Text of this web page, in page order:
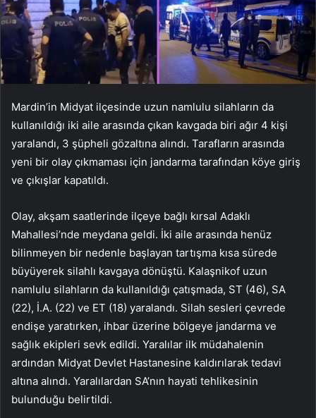
Mardin’in Midyat ilçesinde uzun namlulu silahların da
kullanıldığı iki aile arasında çıkan kavgada biri ağır 4 kişi
yaralandı, 3 şüpheli gözaltına alındı. Tarafların arasında
yeni bir olay çıkmaması için jandarma tarafından köye giriş
ve çıkışlar kapatıldı.
Olay, akşam saatlerinde ilçeye bağlı kırsal Adaklı
Mahallesi’nde meydana geldi. İki aile arasında henüz
bilinmeyen bir nedenle başlayan tartışma kısa sürede
büyüyerek silahlı kavgaya dönüştü. Kalaşnikof uzun
namlulu silahların da kullanıldığı çatışmada, ST (46), SA
(22), İ.A. (22) ve ET (18) yaralandı. Silah sesleri çevrede
endişe yaratırken, ihbar üzerine bölgeye jandarma ve
sağlık ekipleri sevk edildi. Yaralılar ilk müdahalenin
ardından Midyat Devlet Hastanesine kaldırılarak tedavi
altına alındı. Yaralılardan SA’nın hayati tehlikesinin
bulunduğu belirtildi.